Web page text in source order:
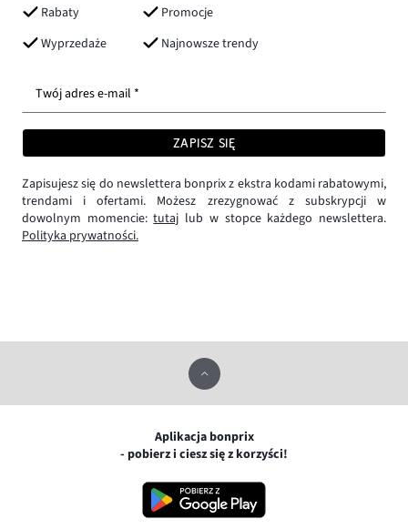
Rabaty
Promocje
Wyprzedaże
Najnowsze trendy
Twój adres e-mail *
ZAPISZ SIĘ
Zapisujesz się do newslettera bonprix z ekstra kodami rabatowymi,
trendami i ofertami. Możesz zrezygnować z subskrypcji w
dowolnym momencie:tutaj lub w stopce każdego newslettera.
Polityka prywatności.
Aplikacja bonprix
- pobierz i ciesz się z korzyści!